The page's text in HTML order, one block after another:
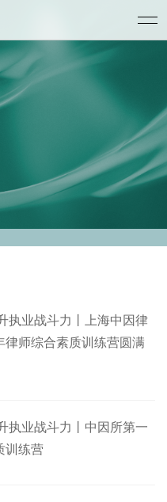
执业战斗力丨上海中因律
律师综合素质训练营圆满
执业战斗力丨中因所第一
训练营